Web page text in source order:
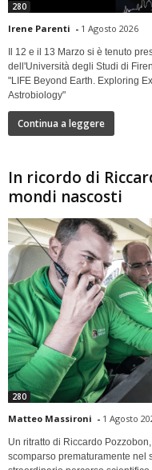
280
Irene Parenti - 1 Agosto 2026
Il 12 e il 13 Marzo si è tenuto
dell'Università degli Studi di
"LIFE Beyond Earth. Exploring
Astrobiology"
Continua a leggere
In ricordo di
mondi nascosti
280
Matteo Massironi - 1 Agosto
Un ritratto di Riccardo
scomparso prematuramente nel